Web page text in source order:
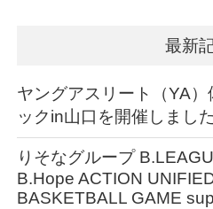
最新
ヤングアスリート（YA
ックin山口を開催しました
りそなグループ
B.Hope ACTION
BASKETBALL GAME